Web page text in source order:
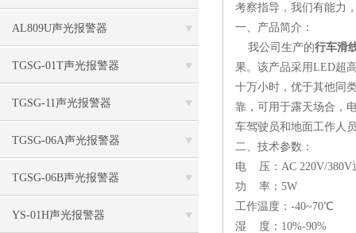
AL809U声光报警器
TGSG-01T声光报警器
TGSG-11声光报警器
TGSG-06A声光报警器
TGSG-06B声光报警器
YS-01H声光报警器
考察指导，我们有能力
一、产品简介：
我公司生产的行车滑
果。该产品采用LED超
十万小时，优于其他同
靠，可用于露天场合，
车驾驶员和地面工作人
二、技术参数：
电 压：AC 220V/
功 率：5W
工作温度：-40~70℃
湿 度：10%-90%